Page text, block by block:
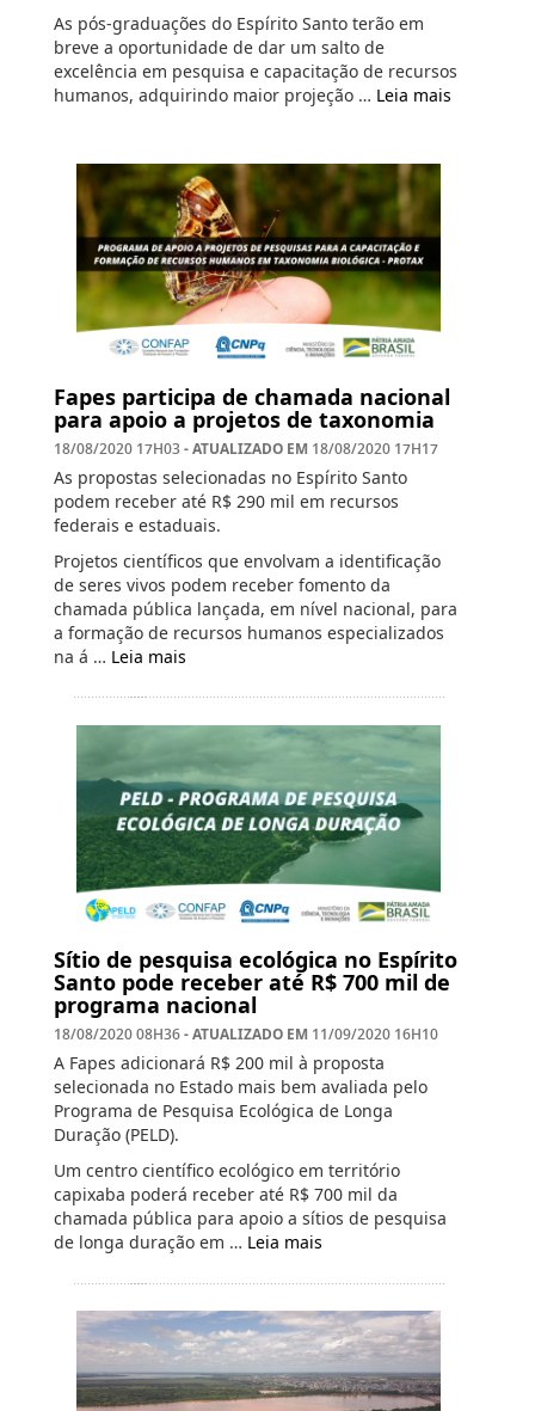
As pós-graduações do Espírito Santo terão em
breve a oportunidade de dar um salto de
excelência em pesquisa e capacitação de recursos
humanos, adquirindo maior projeção … Leia mais
Fapes participa de chamada nacional
para apoio a projetos de taxonomia
18/08/2020 17H03- ATUALIZADO EM 18/08/2020 17H17
As propostas selecionadas no Espírito Santo
podem receber até R$ 290 mil em recursos
federais e estaduais.
Projetos científicos que envolvam a identificação
de seres vivos podem receber fomento da
chamada pública lançada, em nível nacional, para
a formação de recursos humanos especializados
na á … Leia mais
Sítio de pesquisa ecológica no Espírito
Santo pode receber até R$ 700 mil de
programa nacional
18/08/2020 08H36- ATUALIZADO EM 11/09/2020 16H10
A Fapes adicionará R$ 200 mil à proposta
selecionada no Estado mais bem avaliada pelo
Programa de Pesquisa Ecológica de Longa
Duração (PELD).
Um centro científico ecológico em território
capixaba poderá receber até R$ 700 mil da
chamada pública para apoio a sítios de pesquisa
de longa duração em … Leia mais